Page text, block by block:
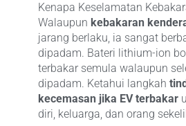
Kenapa Keselamatan
Walaupun kebakaran
jarang berlaku, ia sangat
dipadam. Bateri lithium-ion
terbakar semula walaupun
dipadam. Ketahui langkah
kecemasan jika EV terbakar
diri, keluarga, dan orang